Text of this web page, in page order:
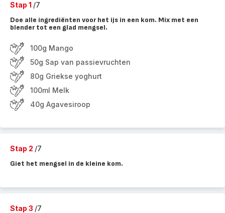
Stap 1 /7
Doe alle ingrediënten voor het ijs in een kom. Mix met een
blender tot een glad mengsel.
100g Mango
50g Sap van passievruchten
80g Griekse yoghurt
100ml Melk
40g Agavesiroop
Stap 2 /7
Giet het mengsel in de kleine kom.
Stap 3 /7